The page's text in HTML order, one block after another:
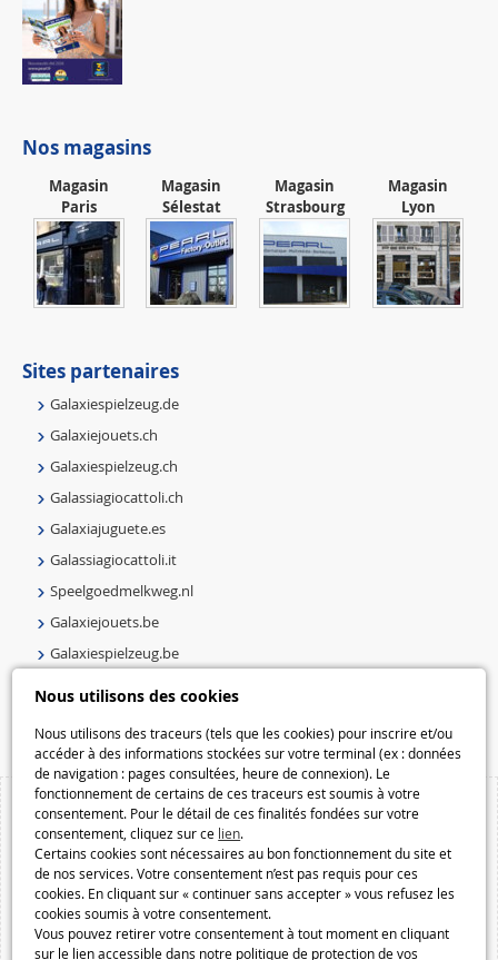
Nous utilisons des cookies
Nous utilisons des traceurs (tels que les cookies) pour inscrire et/ou
accéder à des informations stockées sur votre terminal (ex : données
de navigation : pages consultées, heure de connexion). Le
fonctionnement de certains de ces traceurs est soumis à votre
consentement. Pour le détail de ces finalités fondées sur votre
consentement, cliquez sur ce lien.
Certains cookies sont nécessaires au bon fonctionnement du site et
de nos services. Votre consentement n’est pas requis pour ces
cookies. En cliquant sur « continuer sans accepter » vous refusez les
cookies soumis à votre consentement.
Vous pouvez retirer votre consentement à tout moment en cliquant
sur le lien accessible dans notre politique de protection de vos
Nos magasins
Magasin
Paris
Magasin
Sélestat
Magasin
Strasbourg
Magasin
Lyon
Sites partenaires
Galaxiespielzeug.de
Galaxiejouets.ch
Galaxiespielzeug.ch
Galassiagiocattoli.ch
Galaxiajuguete.es
Galassiagiocattoli.it
Speelgoedmelkweg.nl
Galaxiejouets.be
Galaxiespielzeug.be